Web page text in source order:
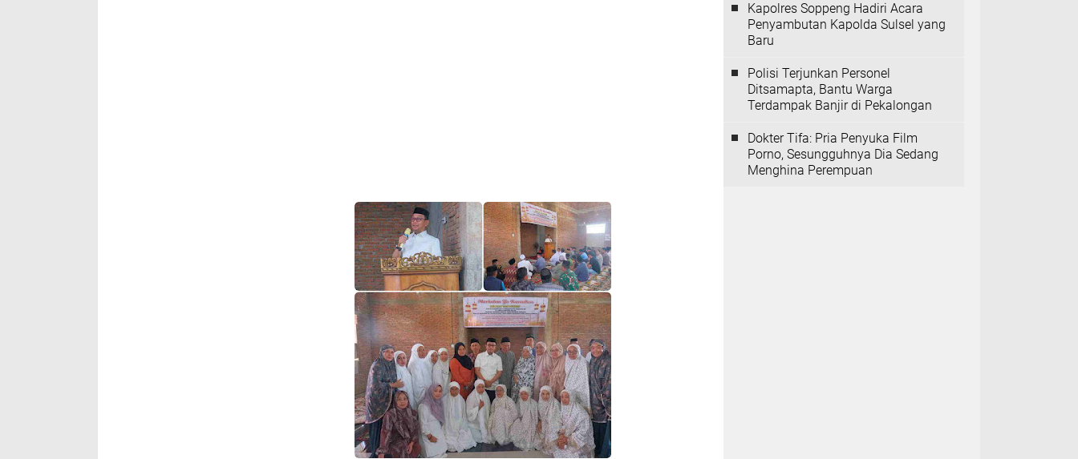
Kapolres Soppeng Hadiri Acara
Penyambutan Kapolda Sulsel yang
Baru
Polisi Terjunkan Personel
Ditsamapta, Bantu Warga
Terdampak Banjir di Pekalongan
Dokter Tifa: Pria Penyuka Film
Porno, Sesungguhnya Dia Sedang
Menghina Perempuan